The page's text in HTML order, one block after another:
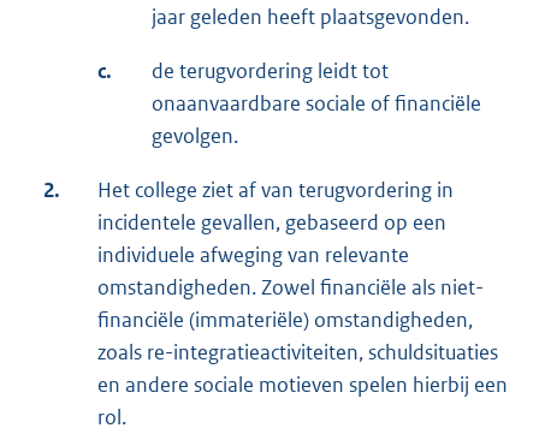
jaar geleden heeft plaatsgevonden.
c.
de terugvordering leidt tot
onaanvaardbare sociale of financiële
gevolgen.
2.
Het college ziet af van terugvordering in
incidentele gevallen, gebaseerd op een
individuele afweging van relevante
omstandigheden. Zowel financiële als niet-
financiële (immateriële) omstandigheden,
zoals re-integratieactiviteiten, schuldsituaties
en andere sociale motieven spelen hierbij een
rol.